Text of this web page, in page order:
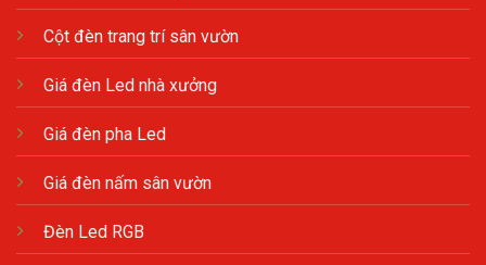
Cột đèn trang trí sân vườn
Giá đèn Led nhà xưởng
Giá đèn pha Led
Giá đèn nấm sân vườn
Đèn Led RGB